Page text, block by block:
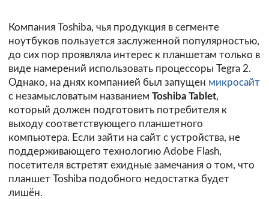
Компания Toshiba, чья продукция в сегменте
ноутбуков пользуется заслуженной популярностью,
до сих пор проявляла интерес к планшетам только в
виде намерений использовать процессоры Tegra 2.
Однако, на днях компанией был запущен микросайт
с незамысловатым названием Toshiba Tablet,
который должен подготовить потребителя к
выходу соответствующего планшетного
компьютера. Если зайти на сайт с устройства, не
поддерживающего технологию Adobe Flash,
посетителя встретят ехидные замечания о том, что
планшет Toshiba подобного недостатка будет
лишён.